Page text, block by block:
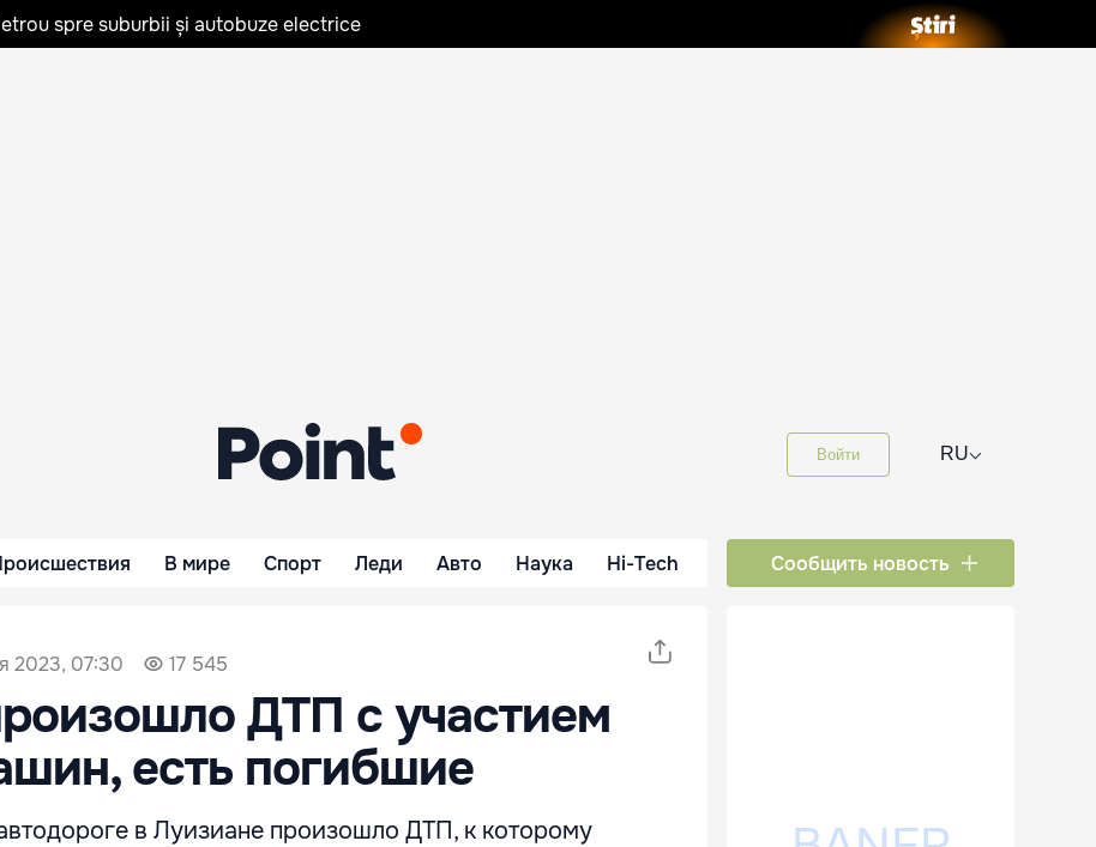
spre suburbii și autobuze electrice
Войти RU⌵
В мире Спорт Леди Авто Наука Hi-Tech Сообщить новость
2023, 07:30 17 545
ДТП с участием
есть погибшие
в Луизиане произошло ДТП, к которому